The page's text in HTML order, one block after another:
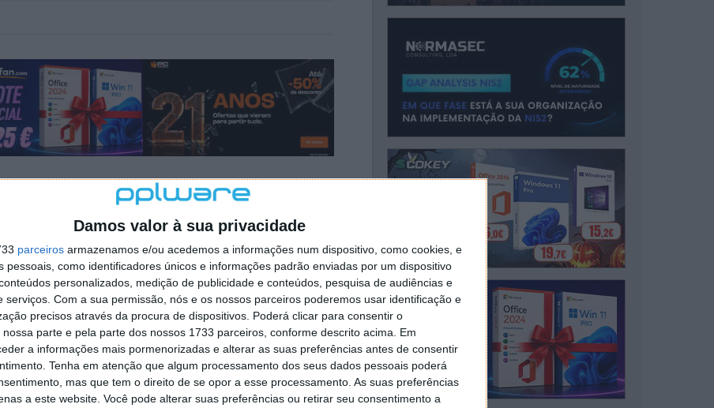
Damos valor à sua privacidade
parceiros armazenamos e/ou acedemos a informações num dispositivo, como cookies, e
pessoais, como identificadores únicos e informações padrão enviadas por um dispositivo
personalizados, medição de publicidade e conteúdos, pesquisa de audiências e
serviços. Com a sua permissão, nós e os nossos parceiros poderemos usar identificação e
precisos através da procura de dispositivos. Poderá clicar para consentir o
parte e pela parte dos nossos 1733 parceiros, conforme descrito acima. Em
a informações mais pormenorizadas e alterar as suas preferências antes de consentir
Tenha em atenção que algum processamento dos seus dados pessoais poderá
mas que tem o direito de se opor a esse processamento. As suas preferências
a este website. Você pode alterar suas preferências ou retirar seu consentimento a
Jack
às 17:22
jogo se chamava “jack and daxter” mas após uma pequena
peço desculpa